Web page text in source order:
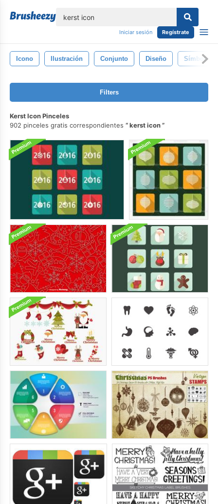
Iniciar sesión Regístrate
Icono Ilustración Conjunto Diseño Símbolo
Filters
Kerst Icon Pinceles
902 pinceles gratis correspondientes
kerst icon